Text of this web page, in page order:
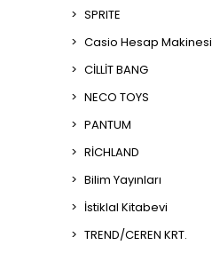
SPRITE
Casio Hesap Makinesi
CİLLİT BANG
NECO TOYS
PANTUM
RİCHLAND
Bilim Yayınları
İstiklal Kitabevi
TREND/CEREN KRT.